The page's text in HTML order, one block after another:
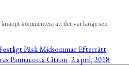
kommentera att det var länge sen
PåskMidsommarEfterrätt
PannacottaCitron.2 april, 2018